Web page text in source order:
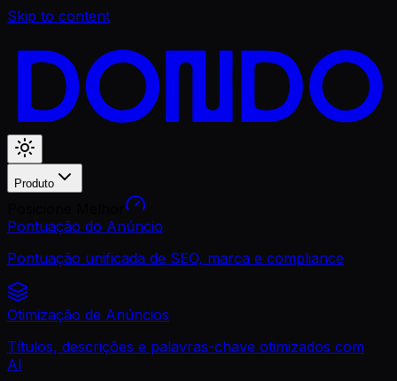
Skip to content
Produto
Pontuação do Anúncio
Pontuação unificada de SEO, marca e compliance
Otimização de Anúncios
Títulos, descrições e palavras-chave otimizados com
AI